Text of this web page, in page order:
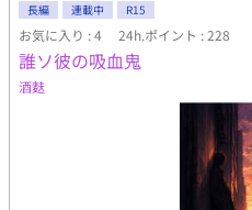
長編 連載中 R15
お気に入り : 4 24h.ポイント : 228
誰ソ彼の吸血鬼
酒麩